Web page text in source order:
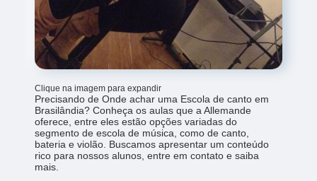
Clique na imagem para expandir
Precisando de Onde achar uma Escola de canto em
Brasilândia? Conheça os aulas que a Allemande
oferece, entre eles estão opções variadas do
segmento de escola de música, como de canto,
bateria e violão. Buscamos apresentar um conteúdo
rico para nossos alunos, entre em contato e saiba
mais.